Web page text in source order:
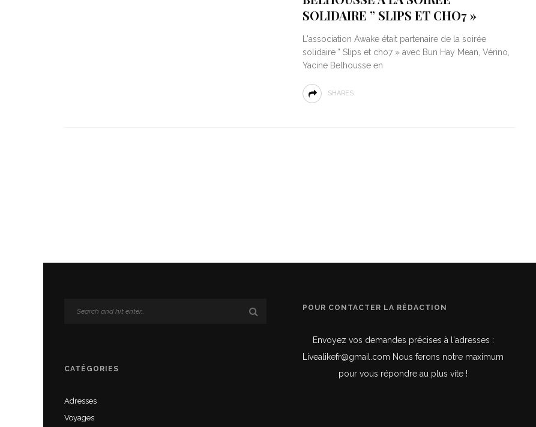
SOLIDAIRE ” SLIPS ET CHO7 »
L'association Awake était partenaire de la soirée
solidaire " Slips et cho7 » avec Bun Hay Mean, Vérino,
Yacine Belhousse en
SHARES
CATÉGORIES
Adresses
Voyages
POUR CONTACTER LA RÉDACTION
Envoyez vos demandes précises à l'adresses :
Livealikefr@gmail.com Nous ferons notre maximum
pour vous répondre au plus vite !